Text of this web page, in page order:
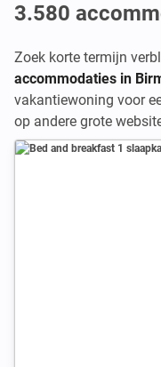
3.580
Zoek korte termijn
accommodaties in
vakantiewoning voor
op andere grote